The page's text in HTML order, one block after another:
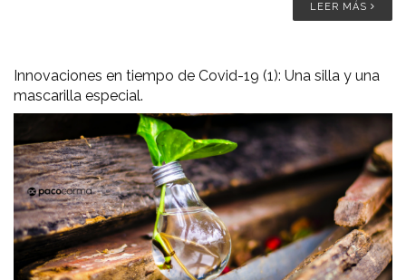
LEER MÁS
Innovaciones en tiempo de Covid-19 (1): Una silla y una
mascarilla especial.